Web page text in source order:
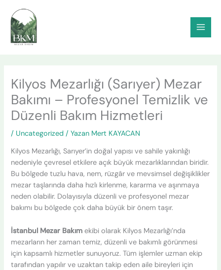
atla
Kilyos Mezarlığı (Sarıyer) Mezar
Bakımı – Profesyonel Temizlik ve
Düzenli Bakım Hizmetleri
/ Uncategorized / Yazan Mert KAYACAN
Kilyos Mezarlığı, Sarıyer’in doğal yapısı ve sahile yakınlığı
nedeniyle çevresel etkilere açık büyük mezarlıklarından biridir.
Bu bölgede tuzlu hava, nem, rüzgâr ve mevsimsel değişiklikler
mezar taşlarında daha hızlı kirlenme, kararma ve aşınmaya
neden olabilir. Dolayısıyla düzenli ve profesyonel mezar
bakımı bu bölgede çok daha büyük bir önem taşır.
İstanbul Mezar Bakım ekibi olarak Kilyos Mezarlığı’nda
mezarların her zaman temiz, düzenli ve bakımlı görünmesi
için kapsamlı hizmetler sunuyoruz. Tüm işlemler uzman ekip
tarafından yapılır ve uzaktan takip eden aile bireyleri için